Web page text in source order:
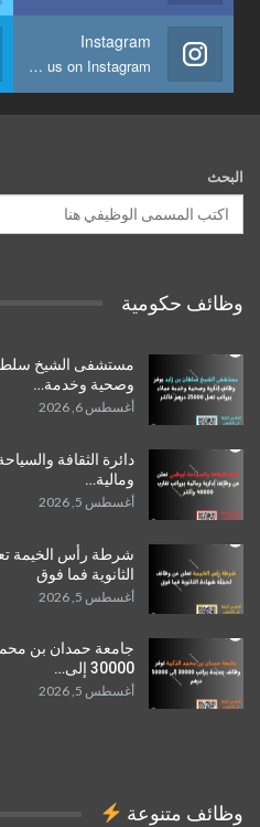
Instagram
Join us on Instagram
البحث
وظائف حكومية
مستشفى الشيخ
وصحية وخدمة…
أغسطس 6, 2026
دائرة الثقافة
ومالية…
أغسطس 5, 2026
شرطة رأس الخيمة
الثانوية فما فوق
أغسطس 5, 2026
جامعة حمدان بن
30000 إلى…
أغسطس 5, 2026
وظائف متنوعة